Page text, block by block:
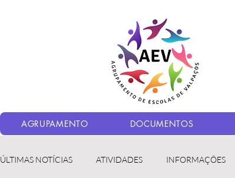
AGRUPAMENTO DOCUMENTOS
ÚLTIMAS NOTÍCIAS ATIVIDADES INFORMAÇÕES